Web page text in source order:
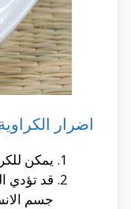
اضرار
يمكن
قد تؤدي
جسم